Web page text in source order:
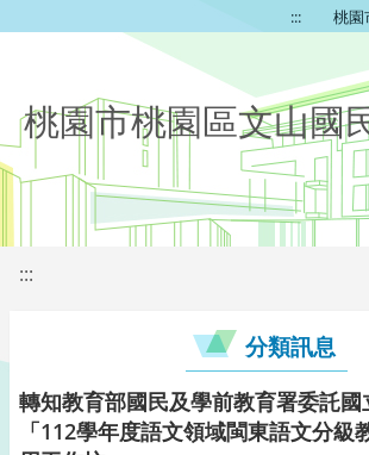
::: 桃園
桃園市桃園區文山國
:::
分類訊息
轉知教育部國民及學前教育署委託
「112學年度語文領域閩東語文分級